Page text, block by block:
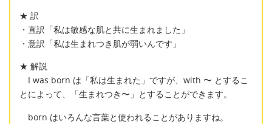
★ 訳
・直訳「私は敏感な肌と共に生まれました」
・意訳「私は生まれつき肌が弱いんです」
★ 解説
I was born は「私は生まれた」ですが、with 〜 とするこ
とによって、「生まれつき〜」とすることができます。
born はいろんな言葉と使われることがありますね。